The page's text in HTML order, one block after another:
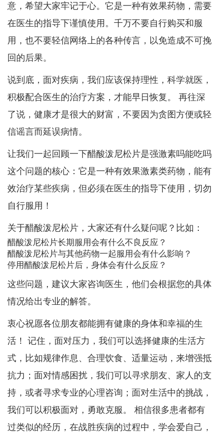
意，希望大家牢记于心。它是一种有效果药物，需要
在医生的指导下谨慎使用。千万不要自行购买和服
用，也不要轻信网络上的各种传言，以免造成不可挽
回的后果。
说到底，面对疾病，我们应该保持理性，科学就医，
积极配合医生的治疗方案，才能早日恢复。 再往深
了说，健康才是很大的财富，不要因为贪图方便或轻
信谣言而延误病情。
让我们一起回顾一下醋酸泼尼松片是强激素吗能吃吗
这个问题的核心：它是一种有效果激素类药物，能有
效治疗某些疾病，但必须在医生的指导下使用，切勿
自行服用！
关于醋酸泼尼松片，大家还有什么疑问呢？比如：
醋酸泼尼松片长期服用会有什么不良反应？
醋酸泼尼松片与其他药物一起服用会有什么影响？
停用醋酸泼尼松片后，身体会有什么反应？
这些问题，建议大家咨询医生，他们会根据您的具体
情况给出专业的解答。
衷心祝愿各位朋友都能拥有健康的身体和幸福的生
活！ 记住，面对压力，我们可以选择健康的生活方
式，比如规律作息、合理饮食、适量运动，来增强抵
抗力；面对情感困扰，我们可以寻求朋友、家人的支
持，或者寻求专业的心理咨询；面对生活中的挑战，
我们可以积极面对，勇敢克服。 相信很多患者都有
过类似的经历，在战胜疾病的过程中，学会爱自己，